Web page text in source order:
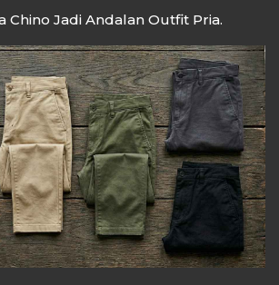
Chino Jadi Andalan Outfit Pria.